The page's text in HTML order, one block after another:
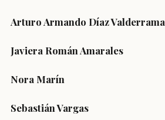
Arturo Armando Díaz Valderrama
Javiera Román Amarales
Nora Marín
Sebastián Vargas